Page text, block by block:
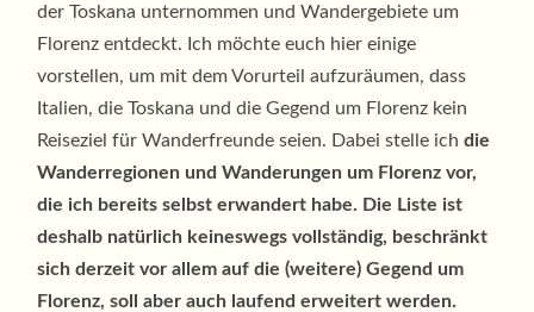
der Toskana unternommen und Wandergebiete um
Florenz entdeckt. Ich möchte euch hier einige
vorstellen, um mit dem Vorurteil aufzuräumen, dass
Italien, die Toskana und die Gegend um Florenz kein
Reiseziel für Wanderfreunde seien. Dabei stelle ichdie
Wanderregionen und Wanderungen um Florenz vor,
die ich bereits selbst erwandert habe. Die Liste ist
deshalb natürlich keineswegs vollständig, beschränkt
sich derzeit vor allem auf die (weitere) Gegend um
Florenz, soll aber auch laufend erweitert werden.